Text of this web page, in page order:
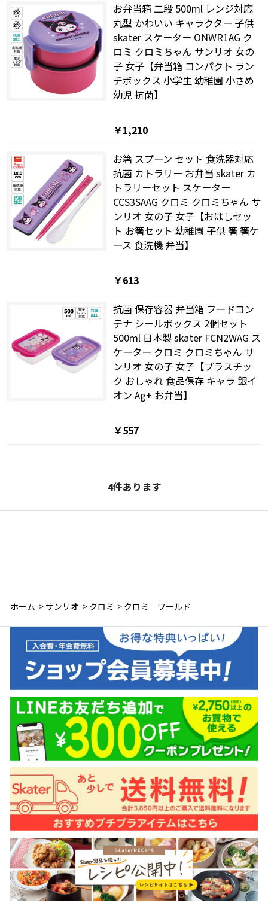
お弁当箱 二段 500ml レンジ対応
丸型 かわいい キャラクター 子供
skater スケーター ONWR1AG ク
ロミ クロミちゃん サンリオ 女の
子 女子【弁当箱 コンパクト ラン
チボックス 小学生 幼稚園 小さめ
幼児 抗菌】
￥1,210
お箸 スプーン セット 食洗器対応
抗菌 カトラリー お弁当 skater カ
トラリーセット スケーター
CCS3SAAG クロミ クロミちゃん サ
ンリオ 女の子 女子【おはしセッ
ト お箸セット 幼稚園 子供 箸 箸ケ
ース 食洗機 弁当】
￥613
抗菌 保存容器 弁当箱 フードコン
テナ シールボックス 2個セット
500ml 日本製 skater FCN2WAG ス
ケーター クロミ クロミちゃん サ
ンリオ 女の子 女子【プラスチッ
ク おしゃれ 食品保存 キャラ 銀イ
オン Ag+ お弁当】
￥557
4件あります
ホーム > サンリオ > クロミ > クロミ ワールド